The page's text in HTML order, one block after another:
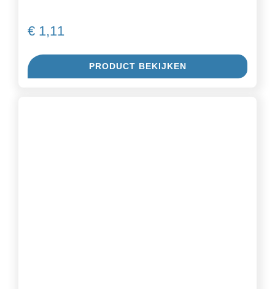
€1,11
PRODUCT BEKIJKEN